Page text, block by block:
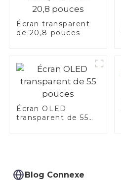
Écran transparent
de 20,8 pouces
Écran OLED
transparent de 55
Blog Connexe